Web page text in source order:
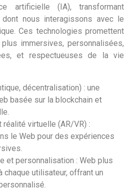
artificielle (IA), transformant
dont nous interagissons avec le
Ces technologies promettent
immersives, personnalisées,
et respectueuses de la vie
décentralisation) : une
basée sur la blockchain et
réalité virtuelle (AR/VR) :
le Web pour des expériences
et personnalisation : Web plus
chaque utilisateur, offrant un